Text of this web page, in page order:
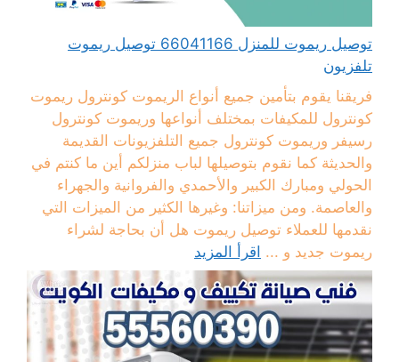
توصيل ريموت للمنزل 66041166 توصيل ريموت
تلفزيون
فريقنا يقوم بتأمين جميع أنواع الريموت كونترول ريموت
كونترول للمكيفات بمختلف أنواعها وريموت كونترول
رسيفر وريموت كونترول جميع التلفزيونات القديمة
والحديثة كما نقوم بتوصيلها لباب منزلكم أين ما كنتم في
الحولي ومبارك الكبير والأحمدي والفروانية والجهراء
والعاصمة. ومن ميزاتنا: وغيرها الكثير من الميزات التي
نقدمها للعملاء توصيل ريموت هل أن بحاجة لشراء
ريموت جديد و ... اقرأ المزيد